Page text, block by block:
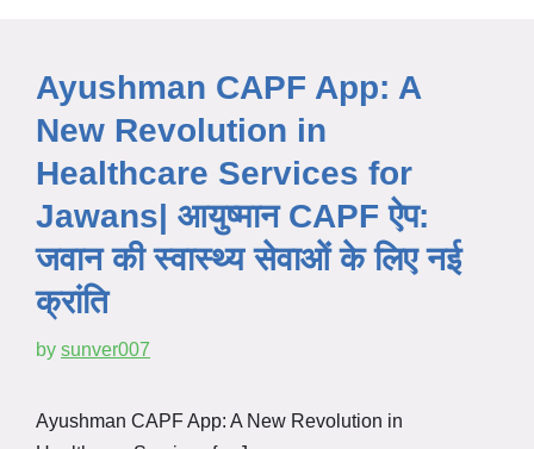
Ayushman CAPF App: A
New Revolution in
Healthcare Services for
Jawans| आयुष्मान CAPF ऐप:
जवान की स्वास्थ्य सेवाओं के लिए नई
क्रांति
by sunver007
Ayushman CAPF App: A New Revolution in